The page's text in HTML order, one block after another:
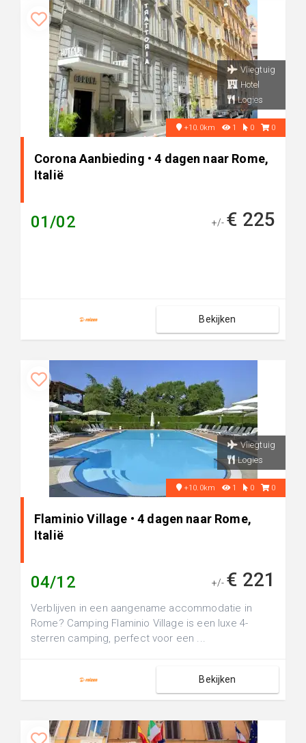
Vliegtuig
Hotel
Logies
+10.0km 1 0 0
Corona Aanbieding • 4 dagen naar Rome,
Italië
01/02 +/- € 225
Bekijken
Vliegtuig
Logies
+10.0km 1 0 0
Flaminio Village • 4 dagen naar Rome,
Italië
04/12 +/- € 221
Verblijven in een aangename accommodatie in
Rome? Camping Flaminio Village is een luxe 4-
sterren camping, perfect voor een ...
Bekijken